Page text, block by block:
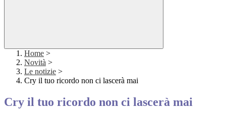
Home >
Novità >
Le notizie >
Cry il tuo ricordo non ci lascerà mai
Cry il tuo ricordo non ci lascerà mai